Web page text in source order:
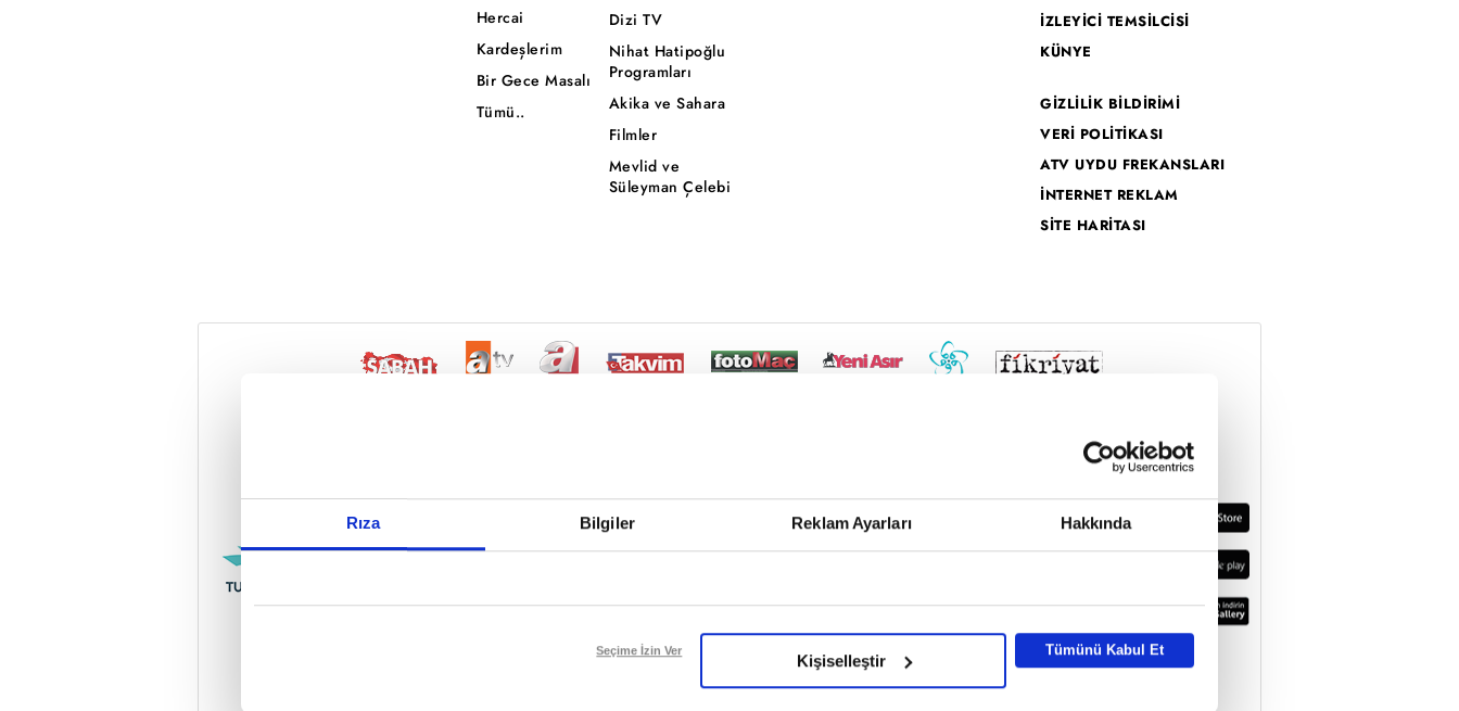
Rıza Bilgiler Reklam Ayarları Hakkında
Reddet
Seçime İzin Ver
Kişiselleştir
Tümünü Kabul Et
Hercai
Kardeşlerim
Bir Gece Masalı
Tümü..
Dizi TV
Nihat Hatipoğlu
Programları
Akika ve Sahara
Filmler
Mevlid ve
Süleyman Çelebi
İZLEYİCİ TEMSİLCİSİ
KÜNYE
GİZLİLİK BİLDİRİMİ
VERİ POLİTİKASI
ATV UYDU FREKANSLARI
İNTERNET REKLAM
SİTE HARİTASI